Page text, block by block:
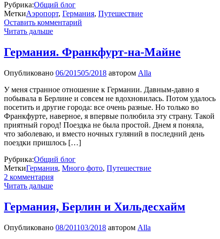
Рубрика:Общий блог
МеткиАэропорт, Германия, Путешествие
Оставить комментарий
Читать дальше
Германия. Франкфурт-на-Майне
Опубликовано 06/201505/2018 автором Alla
У меня странное отношение к Германии. Давным-давно я
побывала в Берлине и совсем не вдохновилась. Потом удалось
посетить и другие города: все очень разные. Но только во
Франкфурте, наверное, я впервые полюбила эту страну. Такой
приятный город! Поездка не была простой. Днем я поняла,
что заболеваю, и вместо ночных гуляний в последний день
поездки пришлось […]
Рубрика:Общий блог
МеткиГермания, Много фото, Путешествие
2 комментария
Читать дальше
Германия, Берлин и Хильдесхайм
Опубликовано 08/201103/2018 автором Alla